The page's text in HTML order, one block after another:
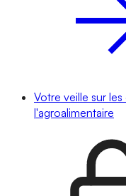
Votre veille sur
l'agroalimentaire